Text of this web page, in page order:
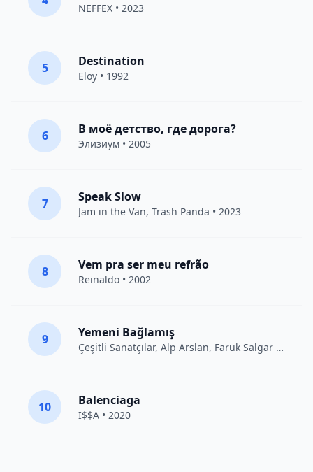
NEFFEX • 2023
5 Destination
Eloy • 1992
6 В моё детство, где дорога?
Элизиум • 2005
7 Speak Slow
Jam in the Van, Trash Panda • 2023
8 Vem pra ser meu refrão
Reinaldo • 2002
9 Yemeni Bağlamış
Çeşitli Sanatçılar, Alp Arslan, Faruk Salgar • 2012
10 Balenciaga
I$$A • 2020